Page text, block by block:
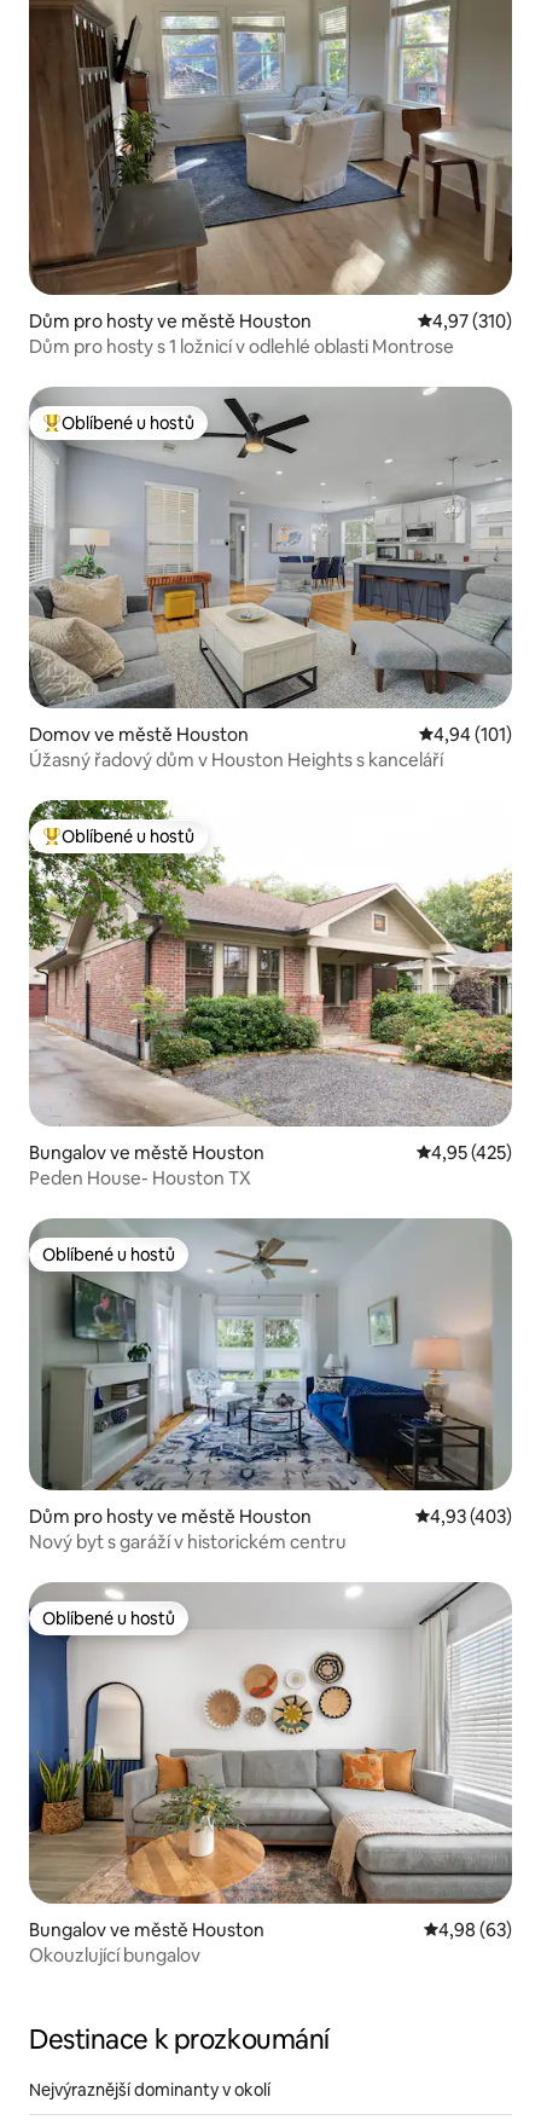
Dům pro hosty ve městě Houston Průměrné
4,97 (310)
Dům pro hosty s 1 ložnicí v odlehlé oblasti Montrose
Nejlepší v kategorii Oblíbené u hostů
Oblíbené u hostů
Domov ve městě Houston Průměrné
4,94 (101)
Úžasný řadový dům v Houston Heights s kanceláří
Nejlepší v kategorii Oblíbené u hostů
Oblíbené u hostů
Bungalov ve městě Houston Průměrné
4,95 (425)
Peden House- Houston TX
Oblíbené u hostů
Oblíbené u hostů
Dům pro hosty ve městě Houston Průměrné
4,93 (403)
Nový byt s garáží v historickém centru
Oblíbené u hostů
Oblíbené u hostů
Bungalov ve městě Houston Průměrné
4,98 (63)
Okouzlující bungalov
Destinace k prozkoumání
Nejvýraznější dominanty v okolí